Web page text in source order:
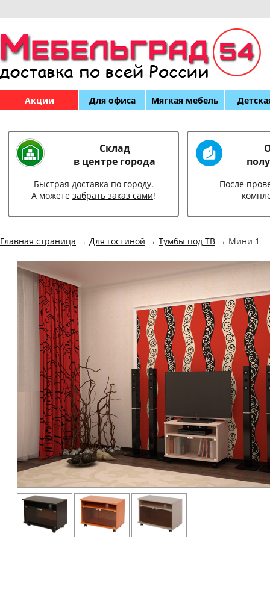
Акции Для офиса Мягкая мебель
Склад
в центре города
Быстрая доставка по городу.
А можете забрать заказ сами!
После
Главная страница → Для гостиной → Тумбы под ТВ → Мини 1